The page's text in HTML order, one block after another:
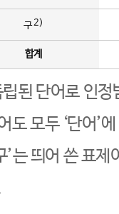
구2)
합계
된 단어로 인정
도 모두 ‘단어’
’는 띄어 쓴 표